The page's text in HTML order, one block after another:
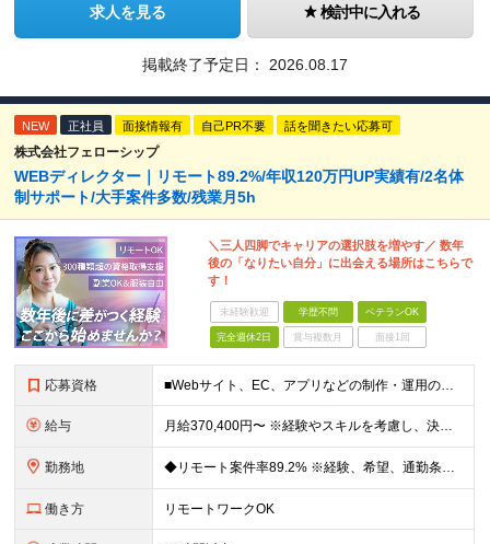
求人を見る 検討中に入れる
掲載終了予定日： 2026.08.17
NEW 正社員 面接情報有 自己PR不要 話を聞きたい応募可
株式会社フェローシップ
WEBディレクター｜リモート89.2%/年収120万円UP実績有/2名体
制サポート/大手案件多数/残業月5h
＼三人四脚でキャリアの選択肢を増やす／ 数年
後の「なりたい自分」に出会える場所はこちらで
す！
未経験歓迎 学歴不問 ベテランOK
完全週休2日 賞与複数月 面接1回
応募資格 ■Webサイト、EC、アプリなどの制作・運用のディレクションに関わった実務経験をお持ちの方（目安1年以上） ◆HTML、CSS、JavaScriptに関する基礎知識 ■学歴不問 Webディレクターの
給与 月給370,400円〜 ※経験やスキルを考慮し、決定いたします ※上記金額には固定残業代（30時間分/70,400円～）を含みます。超過分は別途全額支給いたします ※試用期間6カ月あり（期間中の給与・
勤務地 ◆リモート案件率89.2% ※経験、希望、通勤条件、案件状況を踏まえて配属先を決定します ※転居を伴う転勤はありません 一都三県のクライアント先＋在宅勤務（案件により異なります） 【本社】東京都千代
働き方 リモートワークOK